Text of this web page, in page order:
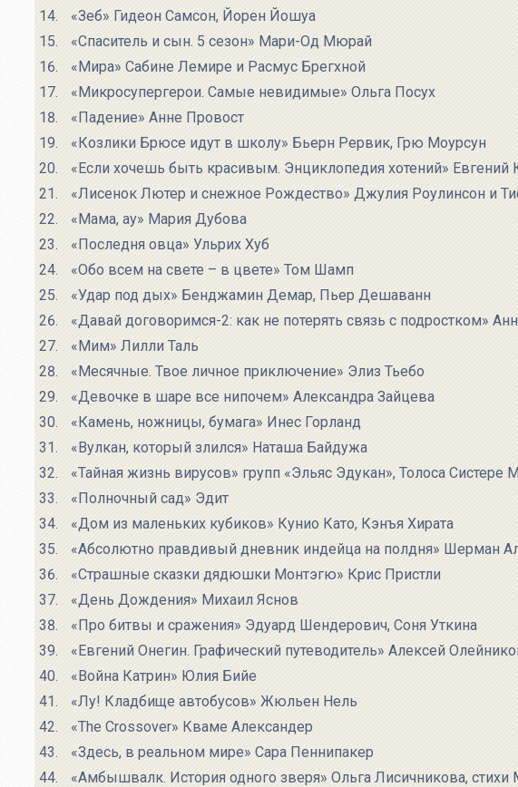
«Зеб» Гидеон Самсон, Йорен Йошуа
«Спаситель и сын. 5 сезон» Мари-Од Мюрай
«Мира» Сабине Лемире и Расмус Брегхной
«Микросупергерои. Самые невидимые» Ольга Посух
«Падение» Анне Провост
«Козлики Брюсе идут в школу» Бьерн Рервик, Грю Моурсун
«Если хочешь быть красивым. Энциклопедия хотений»
«Лисенок Лютер и снежное Рождество» Джулия Роулинсон и
«Мама, ау» Мария Дубова
«Последня овца» Ульрих Хуб
«Обо всем на свете – в цвете» Том Шамп
«Удар под дых» Бенджамин Демар, Пьер Дешаванн
«Давай договоримся-2: как не потерять связь с подростком»
«Мим» Лилли Таль
«Месячные. Твое личное приключение» Элиз Тьебо
«Девочке в шаре все нипочем» Александра Зайцева
«Камень, ножницы, бумага» Инес Горланд
«Вулкан, который злился» Наташа Байдужа
«Тайная жизнь вирусов» групп «Эльяс Эдукан», Толоса Систере
«Полночный сад» Эдит
«Дом из маленьких кубиков» Кунио Като, Кэнъя Хирата
«Абсолютно правдивый дневник индейца на полдня» Шерман
«Страшные сказки дядюшки Монтэгю» Крис Пристли
«День Дождения» Михаил Яснов
«Про битвы и сражения» Эдуард Шендерович, Соня Уткина
«Евгений Онегин. Графический путеводитель» Алексей
«Война Катрин» Юлия Бийе
«Лу! Кладбище автобусов» Жюльен Нель
«The Crossover» Кваме Александер
«Здесь, в реальном мире» Сара Пеннипакер
«Амбышвалк. История одного зверя» Ольга Лисичникова,